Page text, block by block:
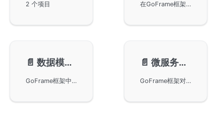
2 个项目 在GoFrame框架下如何通过结构化编程改善代码设计，详细分析了在controller和service层出现的非结构化问题，并提供了使用结构体管理参数的优点和示例。通过结构化管理接口输入和输出，不仅简化了参数接收、校验和转换的过程，还提高了生产力，降低了维护成本，实现了更便捷的接口文档生成和更规范的错误处理机制。
📄️ 数据模型与业务模型
GoFrame框架中的数据模型与业务模型，包括MySQL、Redis等数据库的数据模型，以及用于接口交互的输入/输出模型。详细讲述业务输入/输出模型的定义和使用，特别介绍特殊的业务模型DO与ORM组件集成，简化DAO数据访问操作。
📄️ 微服务大仓管理模式
GoFrame框架对微服务-单仓管理模式的支持，详细描述如何在这种模式下进行代码开发和服务协作。讨论了单仓管理的优缺点，以及如何通过划分仓库职责、管理代码可见性、统一镜像仓库等方法优化微服务协作。同时，提供了相关的框架指令，帮助开发者更高效地管理和部署微服务项目。